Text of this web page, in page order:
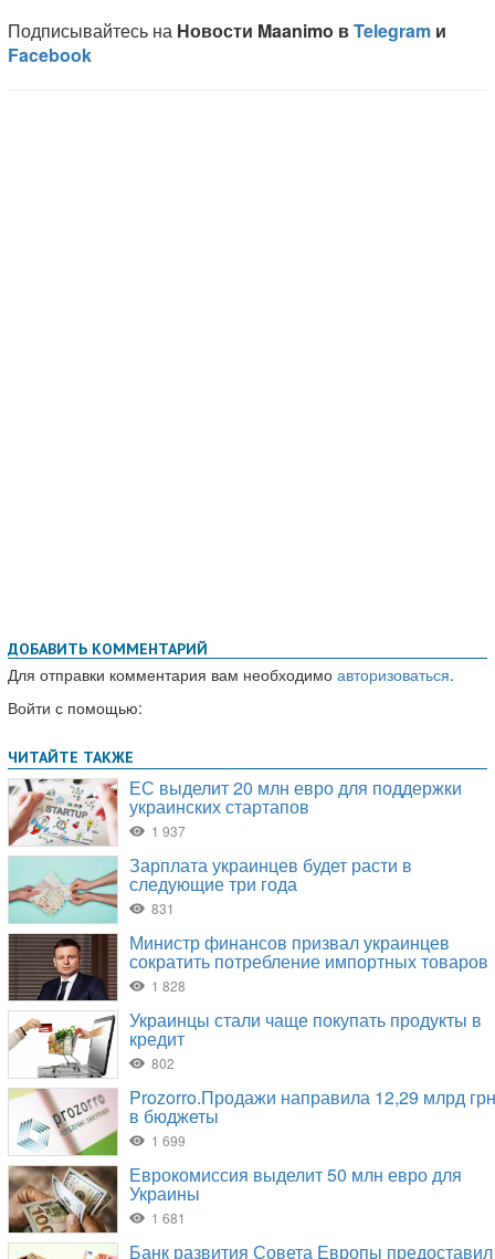
ДОБАВИТЬ КОММЕНТАРИЙ
Для отправки комментария вам необходимо авторизоваться.
Войти с помощью: